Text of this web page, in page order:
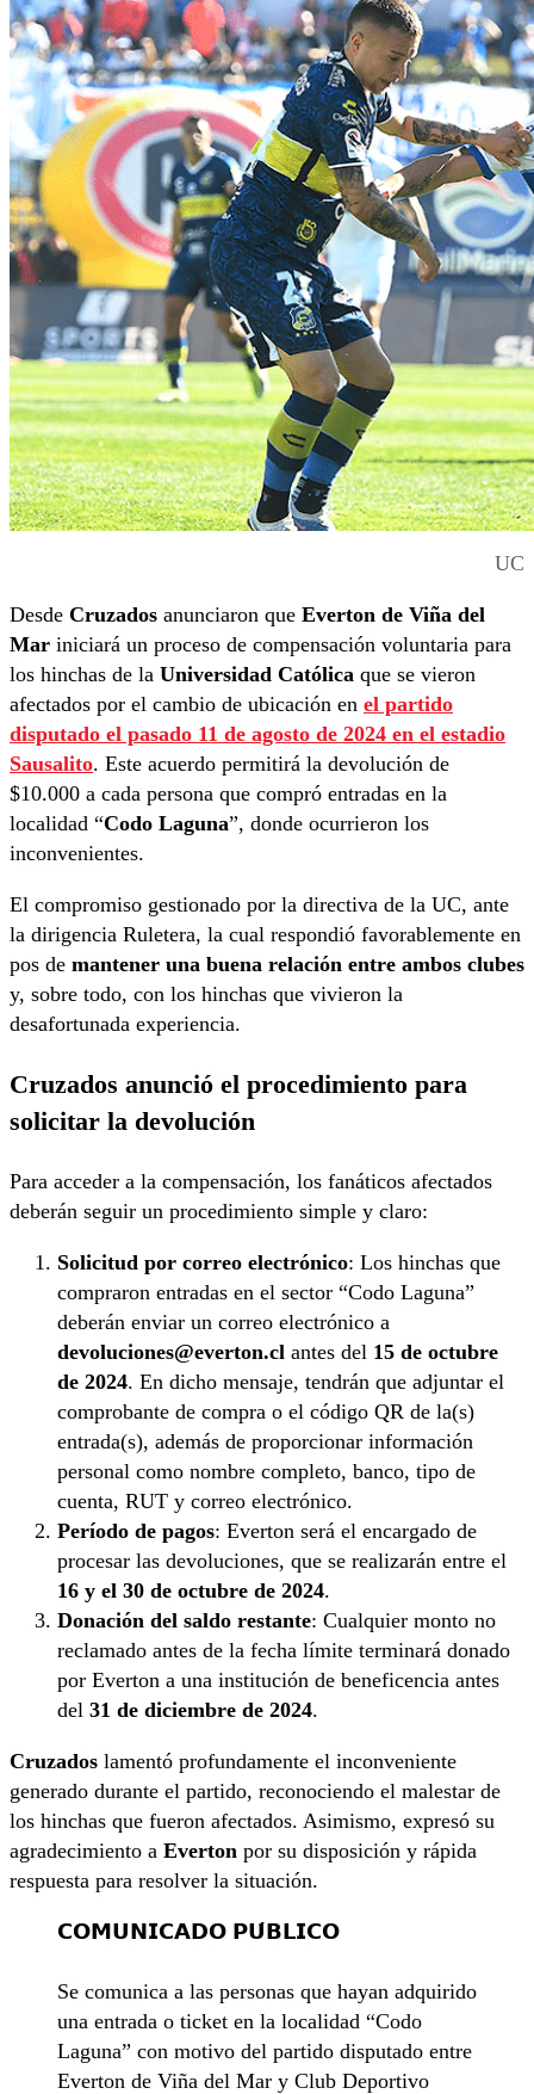
UC
Desde Cruzados anunciaron que Everton de Viña del
Mar iniciará un proceso de compensación voluntaria para
los hinchas de la Universidad Católica que se vieron
afectados por el cambio de ubicación en el partido
disputado el pasado 11 de agosto de 2024 en el estadio
Sausalito. Este acuerdo permitirá la devolución de
$10.000 a cada persona que compró entradas en la
localidad “Codo Laguna”, donde ocurrieron los
inconvenientes.
El compromiso gestionado por la directiva de la UC, ante
la dirigencia Ruletera, la cual respondió favorablemente en
pos de mantener una buena relación entre ambos clubes
y, sobre todo, con los hinchas que vivieron la
desafortunada experiencia.
Cruzados anunció el procedimiento para
solicitar la devolución
Para acceder a la compensación, los fanáticos afectados
deberán seguir un procedimiento simple y claro:
Solicitud por correo electrónico: Los hinchas que
compraron entradas en el sector “Codo Laguna”
deberán enviar un correo electrónico a
devoluciones@everton.cl antes del 15 de octubre
de 2024. En dicho mensaje, tendrán que adjuntar el
comprobante de compra o el código QR de la(s)
entrada(s), además de proporcionar información
personal como nombre completo, banco, tipo de
cuenta, RUT y correo electrónico.
Período de pagos: Everton será el encargado de
procesar las devoluciones, que se realizarán entre el
16 y el 30 de octubre de 2024.
Donación del saldo restante: Cualquier monto no
reclamado antes de la fecha límite terminará donado
por Everton a una institución de beneficencia antes
del 31 de diciembre de 2024.
Cruzados lamentó profundamente el inconveniente
generado durante el partido, reconociendo el malestar de
los hinchas que fueron afectados. Asimismo, expresó su
agradecimiento a Everton por su disposición y rápida
respuesta para resolver la situación.
𝗖𝗢𝗠𝗨𝗡𝗜𝗖𝗔𝗗𝗢 𝗣𝗨́𝗕𝗟𝗜𝗖𝗢
Se comunica a las personas que hayan adquirido
una entrada o ticket en la localidad “Codo
Laguna” con motivo del partido disputado entre
Everton de Viña del Mar y Club Deportivo